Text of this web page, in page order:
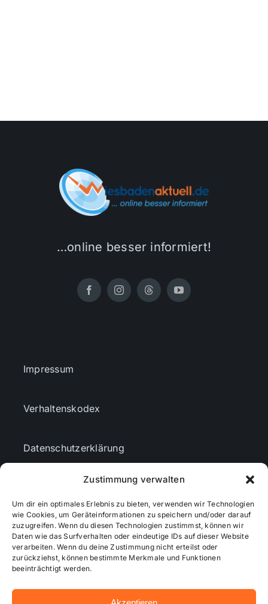
Zustimmung verwalten
Um dir ein optimales Erlebnis zu bieten, verwenden wir Technologien
wie Cookies, um Geräteinformationen zu speichern und/oder darauf
zuzugreifen. Wenn du diesen Technologien zustimmst, können wir
Daten wie das Surfverhalten oder eindeutige IDs auf dieser Website
verarbeiten. Wenn du deine Zustimmung nicht erteilst oder
zurückziehst, können bestimmte Merkmale und Funktionen
beeinträchtigt werden.
…online besser informiert!
Impressum
Verhaltenskodex
Datenschutzerklärung
Cookie-Richtlinie (EU)
Mediendaten